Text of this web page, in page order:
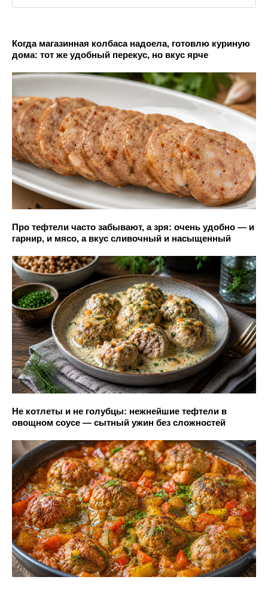
Когда магазинная колбаса надоела, готовлю куриную
дома: тот же удобный перекус, но вкус ярче
Про тефтели часто забывают, а зря: очень удобно — и
гарнир, и мясо, а вкус сливочный и насыщенный
Не котлеты и не голубцы: нежнейшие тефтели в
овощном соусе — сытный ужин без сложностей